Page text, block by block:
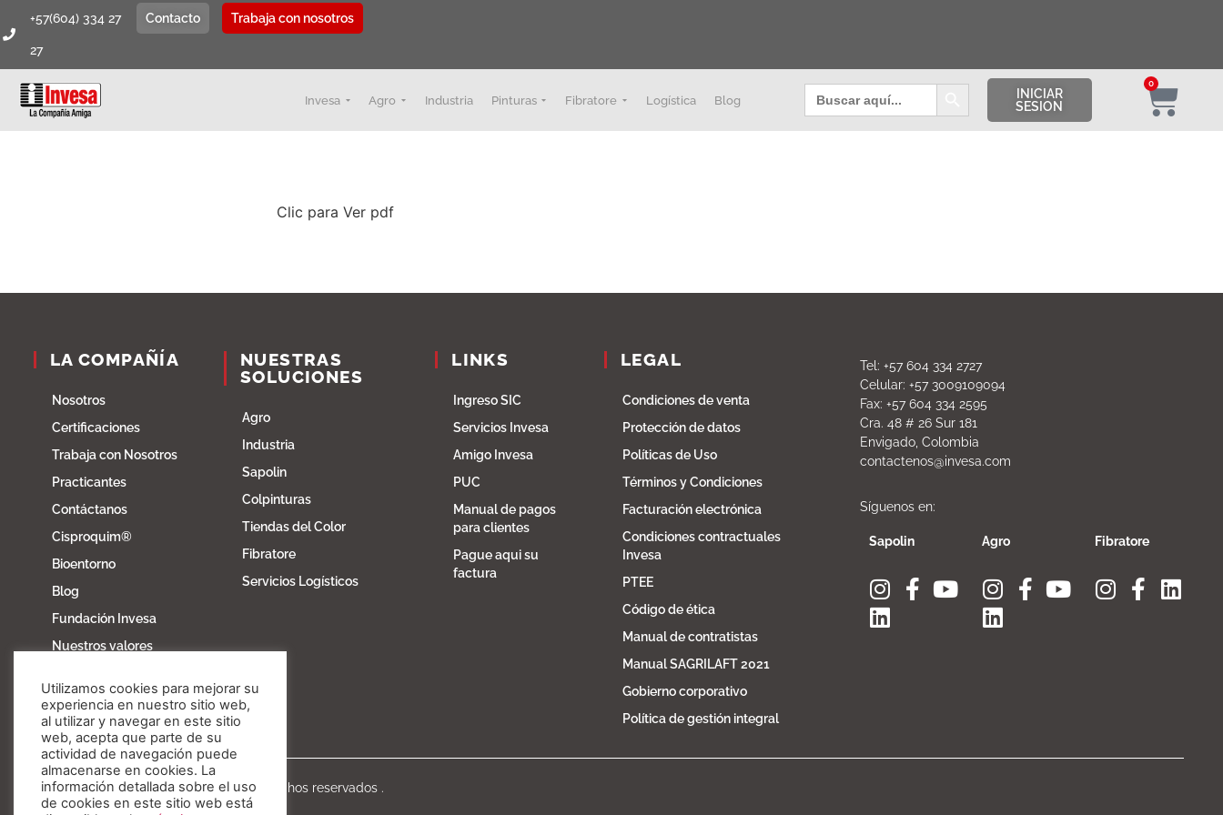
+57(604) 334 27
27
Contacto Trabaja con nosotros
Invesa Agro Industria Pinturas Fibratore Logística Blog
Buscar: Botón de búsqueda
INICIAR
SESION
0
Clic para Ver pdf
LA COMPAÑÍA
Nosotros
Certificaciones
Trabaja con Nosotros
Practicantes
Contáctanos
Cisproquim®
Bioentorno
Blog
Fundación Invesa
Nuestros valores
NUESTRAS
SOLUCIONES
Agro
Industria
Sapolin
Colpinturas
Tiendas del Color
Fibratore
Servicios Logísticos
LINKS
Ingreso SIC
Servicios Invesa
Amigo Invesa
PUC
Manual de pagos
para clientes
Pague aqui su
factura
LEGAL
Condiciones de venta
Protección de datos
Políticas de Uso
Términos y Condiciones
Facturación electrónica
Condiciones contractuales
Invesa
PTEE
Código de ética
Manual de contratistas
Manual SAGRILAFT 2021
Gobierno corporativo
Política de gestión integral
Tel: +57 604 334 2727
Celular: +57 3009109094
Fax: +57 604 334 2595
Cra. 48 # 26 Sur 181
Envigado, Colombia
contactenos@invesa.com
Síguenos en:
Sapolin Agro Fibratore
Copyright © Invesa 2020. Todos los derechos reservados .
Utilizamos cookies para mejorar su
experiencia en nuestro sitio web,
al utilizar y navegar en este sitio
web, acepta que parte de su
actividad de navegación puede
almacenarse en cookies. La
información detallada sobre el uso
de cookies en este sitio web está